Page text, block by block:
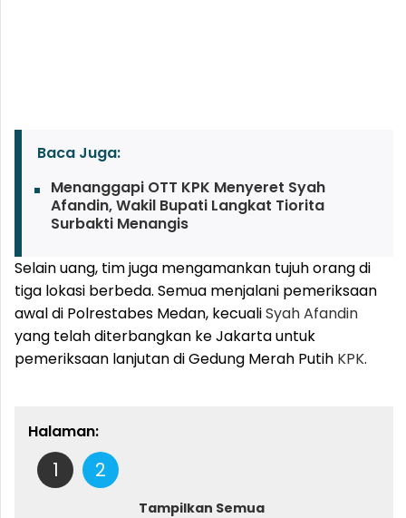
Baca Juga:
Menanggapi OTT KPK Menyeret Syah
Afandin, Wakil Bupati Langkat Tiorita
Surbakti Menangis
Selain uang, tim juga mengamankan tujuh orang di
tiga lokasi berbeda. Semua menjalani pemeriksaan
awal di Polrestabes Medan, kecualiSyah Afandin
yang telah diterbangkan ke Jakarta untuk
pemeriksaan lanjutan di Gedung Merah Putih KPK.
Halaman:
1 2
Tampilkan Semua